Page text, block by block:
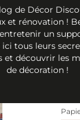
de Décor
et rénovation !
un
tous leurs
et découvrir les
de décoration !